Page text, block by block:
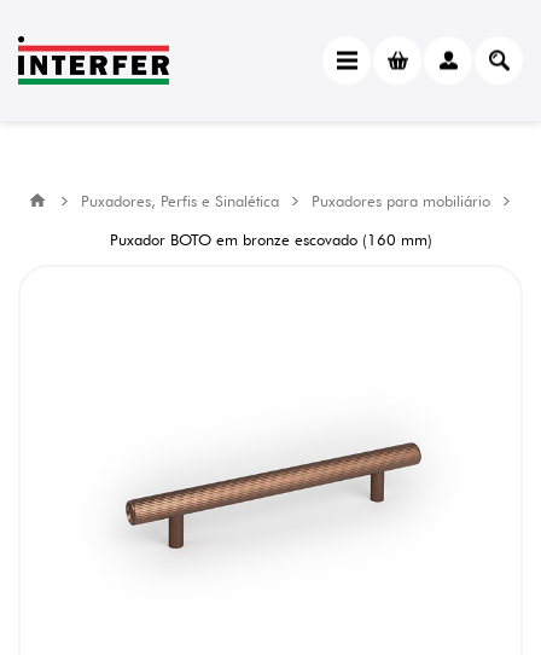
Puxadores, Perfis e Sinalética
Puxadores para mobiliário
Puxador BOTO em bronze escovado (160 mm)